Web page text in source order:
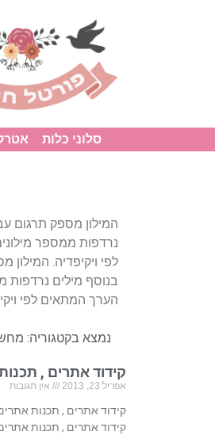
סלוני כלות
המילון מספק תרגום
לפי ויקיפדיה. המילון
הערך המתאים לפי
נמצא בקטגוריה:
קידוד אתרים ,
אפריל 23, 2013 אין תגובות
קידוד אתרים , תכנות
קידוד אתרים , תכנות